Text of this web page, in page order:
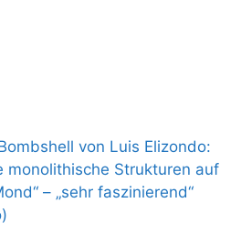
von Luis Elizondo:
monolithische Strukturen auf
– „sehr faszinierend“